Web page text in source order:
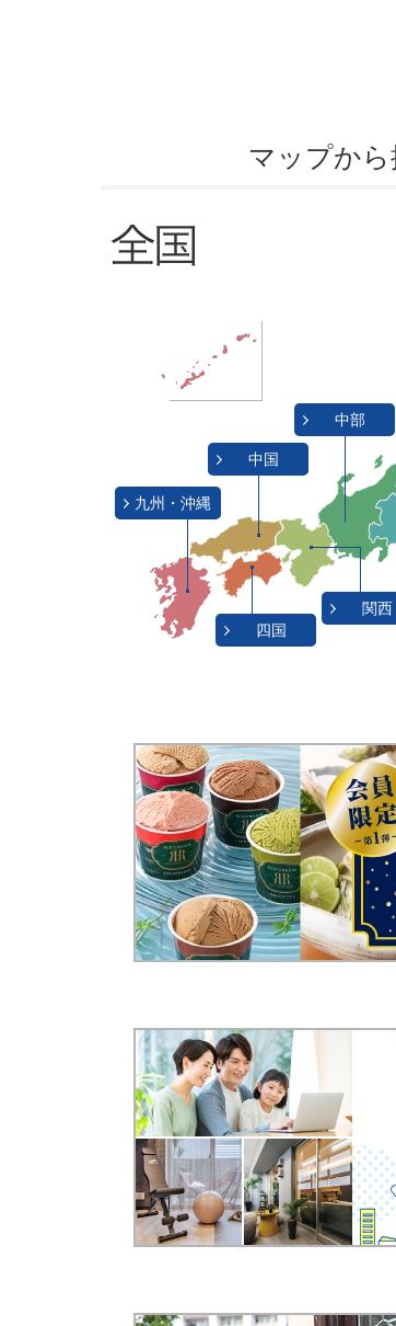
2026.04.06 「衣類クリー
2026.01.09 「年末年始
「ソファに
2025.10.27 「音楽の愉
「冷蔵庫に
2025.08.27 「住まいの香
2026.08.03 抽選で当た
マップから
中部
関西
中国
四国
九州・沖縄